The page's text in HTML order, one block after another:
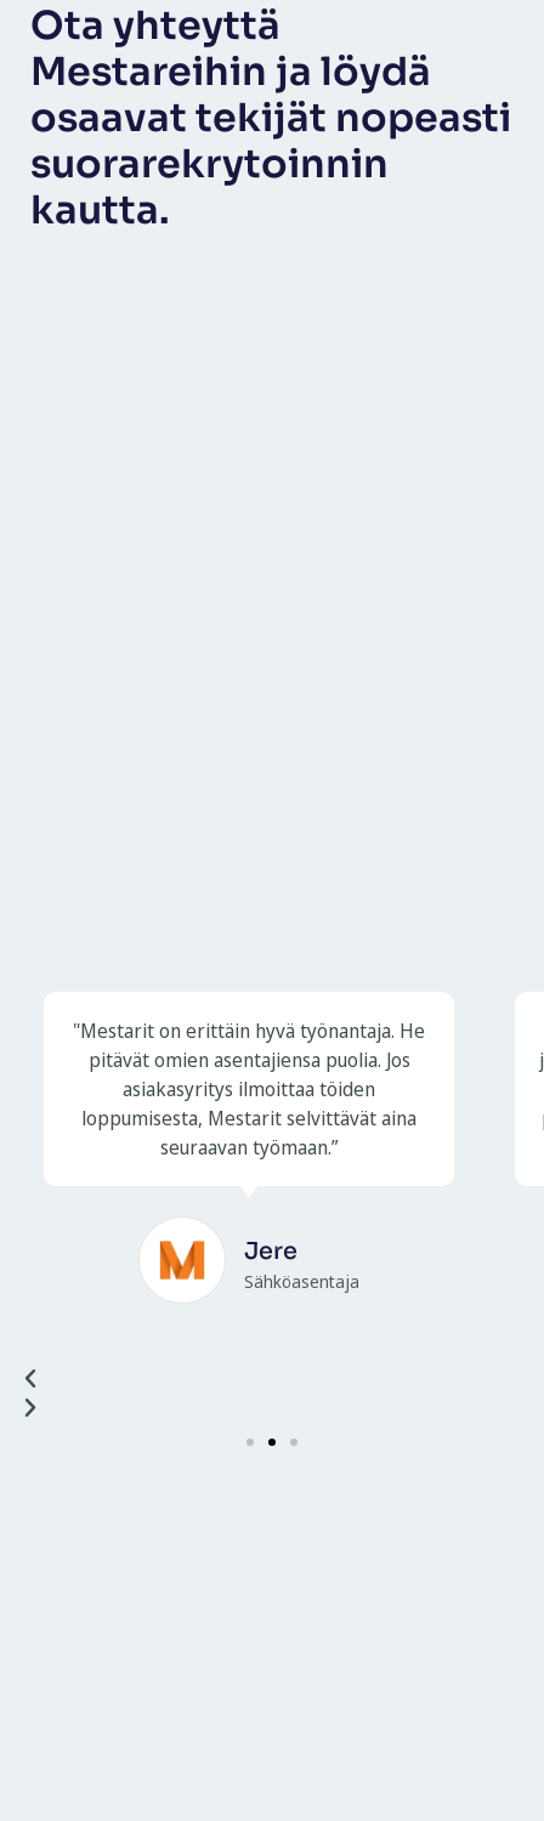
Ota yhteyttä
Mestareihin ja löydä
osaavat tekijät nopeasti
suorarekrytoinnin
kautta.
"Mestarit on erittäin hyvä työnantaja. He
pitävät omien asentajiensa puolia. Jos
asiakasyritys ilmoittaa töiden
loppumisesta, Mestarit selvittävät aina
seuraavan työmaan.”
Jere
Sähköasentaja